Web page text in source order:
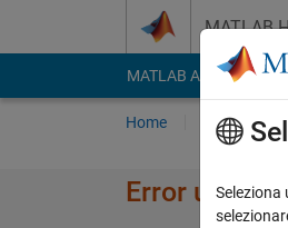
MATLAB
MATLAB Answers
Home Poni una
Error using
Seleziona